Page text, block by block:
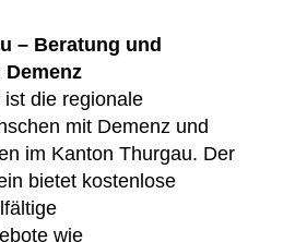
– Beratung und
die regionale
mit Demenz und
im Kanton Thurgau. Der
bietet kostenlose
wie